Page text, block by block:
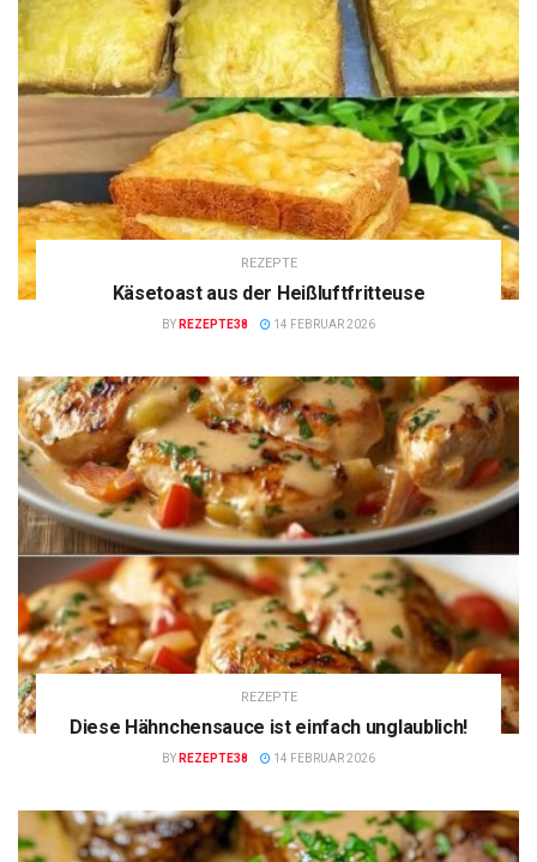
REZEPTE
Käsetoast aus der Heißluftfritteuse
BY REZEPTE38 14 FEBRUAR 2026
REZEPTE
Diese Hähnchensauce ist einfach unglaublich!
BY REZEPTE38 14 FEBRUAR 2026